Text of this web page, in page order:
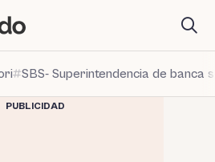
SBS- Superintendencia de banca
PUBLICIDAD